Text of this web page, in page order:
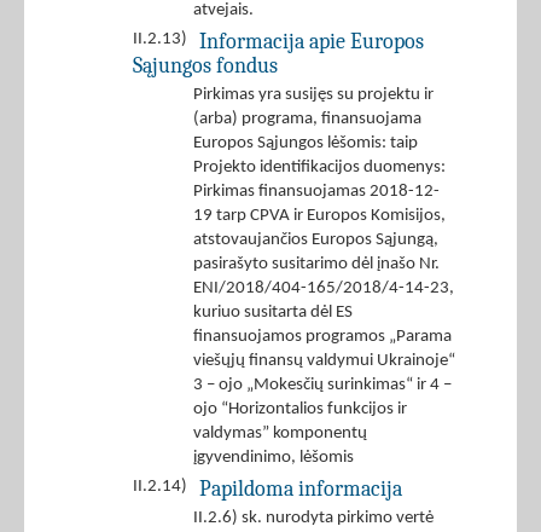
atvejais.
II.2.13)
Informacija apie Europos
Sąjungos fondus
Pirkimas yra susijęs su projektu ir
(arba) programa, finansuojama
Europos Sąjungos lėšomis: taip
Projekto identifikacijos duomenys:
Pirkimas finansuojamas 2018-12-
19 tarp CPVA ir Europos Komisijos,
atstovaujančios Europos Sąjungą,
pasirašyto susitarimo dėl įnašo Nr.
ENI/2018/404-165/2018/4-14-23,
kuriuo susitarta dėl ES
finansuojamos programos „Parama
viešųjų finansų valdymui Ukrainoje“
3 – ojo „Mokesčių surinkimas“ ir 4 –
ojo “Horizontalios funkcijos ir
valdymas” komponentų
įgyvendinimo, lėšomis
II.2.14)
Papildoma informacija
II.2.6) sk. nurodyta pirkimo vertė